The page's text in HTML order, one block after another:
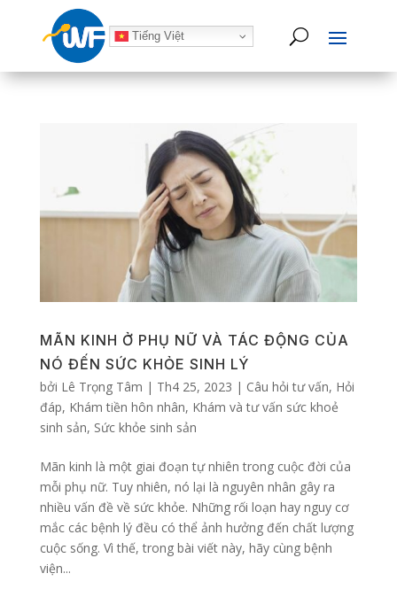
Tiếng Việt
MÃN KINH Ở PHỤ NỮ VÀ TÁC ĐỘNG CỦA
NÓ ĐẾN SỨC KHỎE SINH LÝ
bởi Lê Trọng Tâm | Th4 25, 2023 | Câu hỏi tư vấn, Hỏi
đáp, Khám tiền hôn nhân, Khám và tư vấn sức khoẻ
sinh sản, Sức khỏe sinh sản
Mãn kinh là một giai đoạn tự nhiên trong cuộc đời của
mỗi phụ nữ. Tuy nhiên, nó lại là nguyên nhân gây ra
nhiều vấn đề về sức khỏe. Những rối loạn hay nguy cơ
mắc các bệnh lý đều có thể ảnh hưởng đến chất lượng
cuộc sống. Vì thế, trong bài viết này, hãy cùng bệnh
viện...